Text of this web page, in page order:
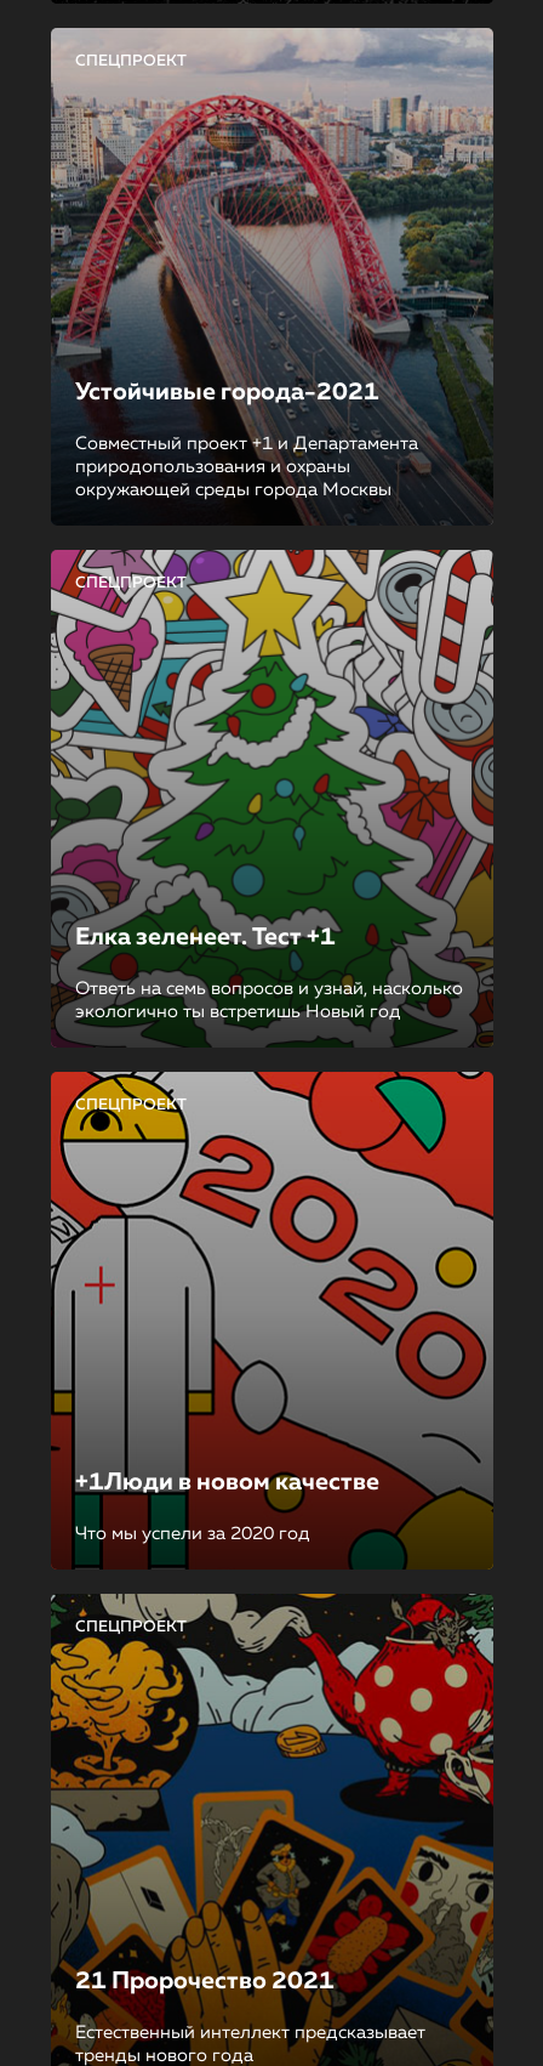
СПЕЦПРОЕКТ
Устойчивые города-2021
Совместный проект +1 и Департамента
природопользования и охраны
окружающей среды города Москвы
СПЕЦПРОЕКТ
Елка зеленеет. Тест +1
Ответь на семь вопросов и узнай, насколько
экологично ты встретишь Новый год
СПЕЦПРОЕКТ
+1Люди в новом качестве
Что мы успели за 2020 год
СПЕЦПРОЕКТ
21 Пророчество 2021
Естественный интеллект предсказывает
тренды нового года